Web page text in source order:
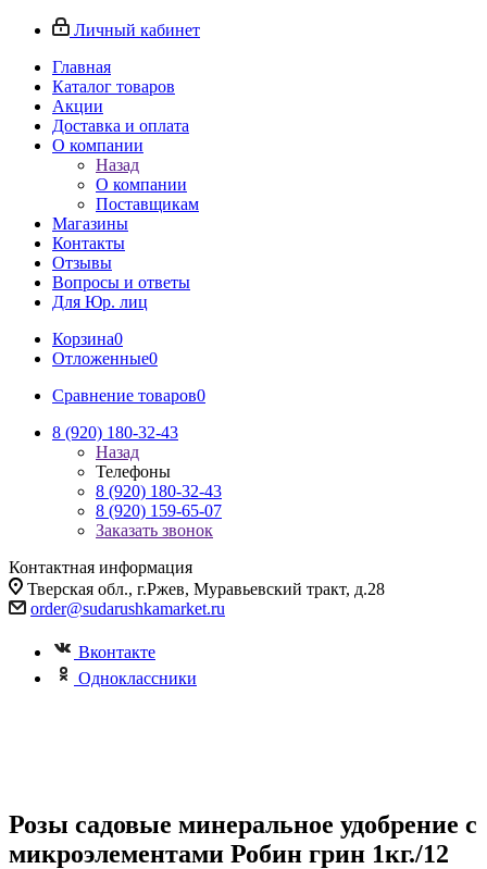
Личный кабинет
Главная
Каталог товаров
Акции
Доставка и оплата
О компании
Назад
О компании
Поставщикам
Магазины
Контакты
Отзывы
Вопросы и ответы
Для Юр. лиц
Корзина0
Отложенные0
Сравнение товаров0
8 (920) 180-32-43
Назад
Телефоны
8 (920) 180-32-43
8 (920) 159-65-07
Заказать звонок
Контактная информация
Тверская обл., г.Ржев, Муравьевский тракт, д.28
order@sudarushkamarket.ru
Вконтакте
Одноклассники
Розы садовые минеральное удобрение с
микроэлементами Робин грин 1кг./12